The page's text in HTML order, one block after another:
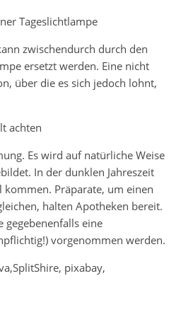
Tageslichtlampe
zwischendurch durch den
ersetzt werden. Eine nicht
über die es sich jedoch lohnt,
achten
Es wird auf natürliche Weise
In der dunklen Jahreszeit
kommen. Präparate, um einen
halten Apotheken bereit.
gegebenenfalls eine
vorgenommen werden.
pixabay,